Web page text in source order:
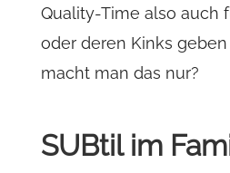
Quality-Time also auch
oder deren Kinks
macht man das nur?
SUBtil im